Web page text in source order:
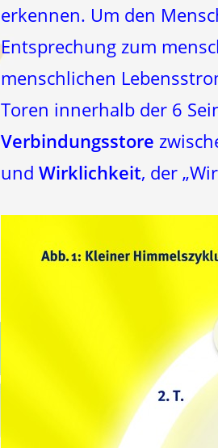
erkennen. Um den
Entsprechung zum
menschlichen
Toren innerhalb der 6
Verbindungsstore
und Wirklichkeit, der